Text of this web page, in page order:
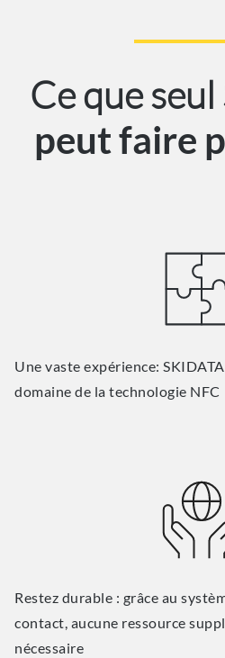
Ce que
peut faire
Une vaste expérience:
domaine de la technologie NFC
Restez durable : grâce au
contact, aucune ressource
nécessaire